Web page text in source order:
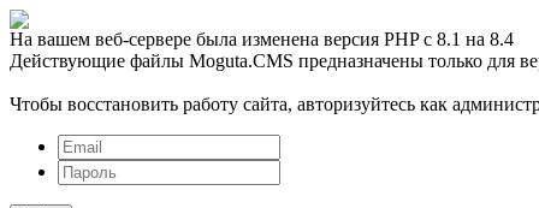
На вашем веб-сервере была изменена версия PHP с 8.1 на 8.4
Действующие файлы Moguta.CMS предназначены только для
Чтобы восстановить работу сайта, авторизуйтесь как